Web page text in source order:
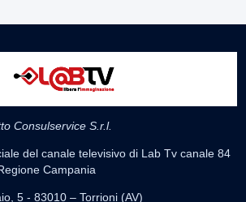
Consulservice S.r.l.
del canale televisivo di Lab Tv canale 84
Campania
5 - 83010 – Torrioni (AV)